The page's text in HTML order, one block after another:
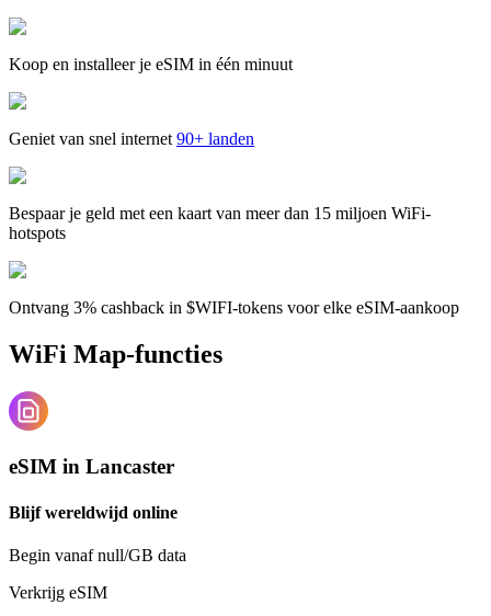
Koop en installeer je eSIM in één minuut
Geniet van snel internet 90+ landen
Bespaar je geld met een kaart van meer dan 15 miljoen WiFi-
hotspots
Ontvang 3% cashback in $WIFI-tokens voor elke eSIM-aankoop
WiFi Map-functies
eSIM in Lancaster
Blijf wereldwijd online
Begin vanaf null/GB data
Verkrijg eSIM